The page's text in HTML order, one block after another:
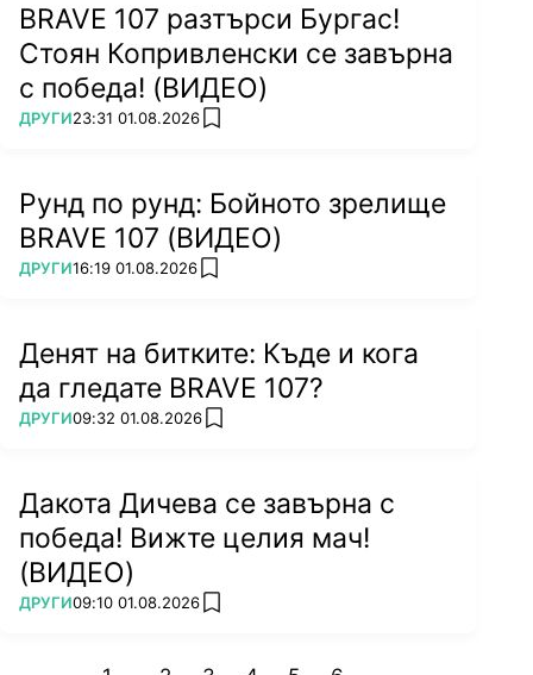
BRAVE 107 разтърси Бургас!
Стоян Копривленски се завърна
с победа! (ВИДЕО)
ПОВЕЧЕ ОТ
ДРУГИ23:31 01.08.2026 add favorites
Рунд по рунд: Бойното зрелище
BRAVE 107 (ВИДЕО)
ПОВЕЧЕ ОТ
ДРУГИ16:19 01.08.2026 add favorites
Денят на битките: Къде и кога
да гледате BRAVE 107?
ПОВЕЧЕ ОТ
ДРУГИ09:32 01.08.2026 add favorites
Дакота Дичева се завърна с
победа! Вижте целия мач!
(ВИДЕО)
ПОВЕЧЕ ОТ
ДРУГИ09:10 01.08.2026 add favorites